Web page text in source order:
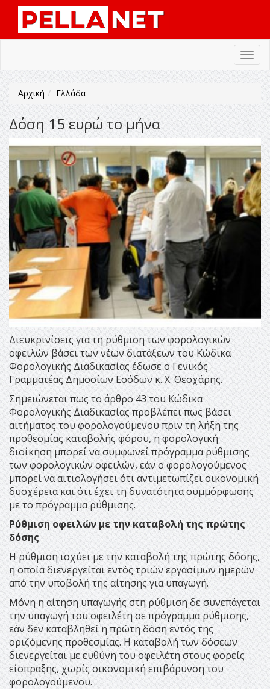
Αρχική Ελλάδα
Δόση 15 ευρώ το μήνα
Διευκρινίσεις για τη ρύθμιση των φορολογικών
οφειλών βάσει των νέων διατάξεων του Κώδικα
Φορολογικής Διαδικασίας έδωσε ο Γενικός
Γραμματέας Δημοσίων Εσόδων κ. Χ. Θεοχάρης.
Σημειώνεται πως το άρθρο 43 του Κώδικα
Φορολογικής Διαδικασίας προβλέπει πως βάσει
αιτήματος του φορολογούμενου πριν τη λήξη της
προθεσμίας καταβολής φόρου, η φορολογική
διοίκηση μπορεί να συμφωνεί πρόγραμμα ρύθμισης
των φορολογικών οφειλών, εάν ο φορολογούμενος
μπορεί να αιτιολογήσει ότι αντιμετωπίζει οικονομική
δυσχέρεια και ότι έχει τη δυνατότητα συμμόρφωσης
με το πρόγραμμα ρύθμισης.
Ρύθμιση οφειλών με την καταβολή της πρώτης
δόσης
Η ρύθμιση ισχύει με την καταβολή της πρώτης δόσης,
η οποία διενεργείται εντός τριών εργασίμων ημερών
από την υποβολή της αίτησης για υπαγωγή.
Μόνη η αίτηση υπαγωγής στη ρύθμιση δε συνεπάγεται
την υπαγωγή του οφειλέτη σε πρόγραμμα ρύθμισης,
εάν δεν καταβληθεί η πρώτη δόση εντός της
οριζόμενης προθεσμίας. Η καταβολή των δόσεων
διενεργείται με ευθύνη του οφειλέτη στους φορείς
είσπραξης, χωρίς οικονομική επιβάρυνση του
φορολογούμενου.